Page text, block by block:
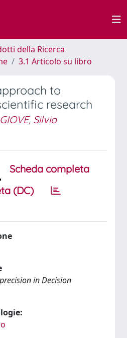
della Ricerca
3.1 Articolo su libro
to
research
GIOVE, Silvio
Scheda completa
(DC)
in Decision